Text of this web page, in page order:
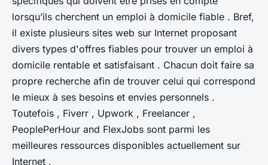
lorsqu’ils cherchent un emploi à domicile fiable . Bref,
il existe plusieurs sites web sur Internet proposant
divers types d'offres fiables pour trouver un emploi à
domicile rentable et satisfaisant . Chacun doit faire sa
propre recherche afin de trouver celui qui correspond
le mieux à ses besoins et envies personnels .
Toutefois , Fiverr , Upwork , Freelancer ,
PeoplePerHour and FlexJobs sont parmi les
meilleures ressources disponibles actuellement sur
Internet .